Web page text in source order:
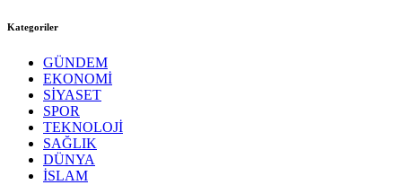
Kategoriler
GÜNDEM
EKONOMİ
SİYASET
SPOR
TEKNOLOJİ
SAĞLIK
DÜNYA
İSLAM